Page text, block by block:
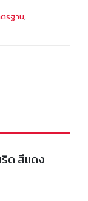
รฐาน,
ริด สีแดง